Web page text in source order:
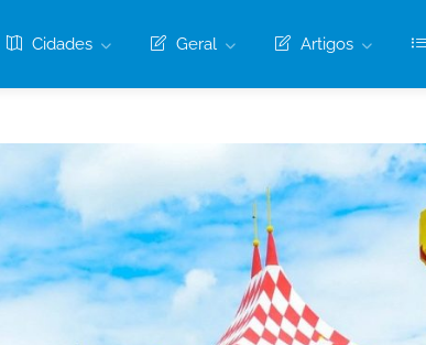
Cidades Geral Artigos